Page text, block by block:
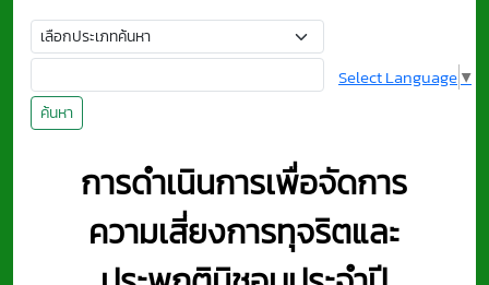
ค้นหา
Select Language▼
การดำเนินการเพื่อจัดการ
ความเสี่ยงการทุจริตและ